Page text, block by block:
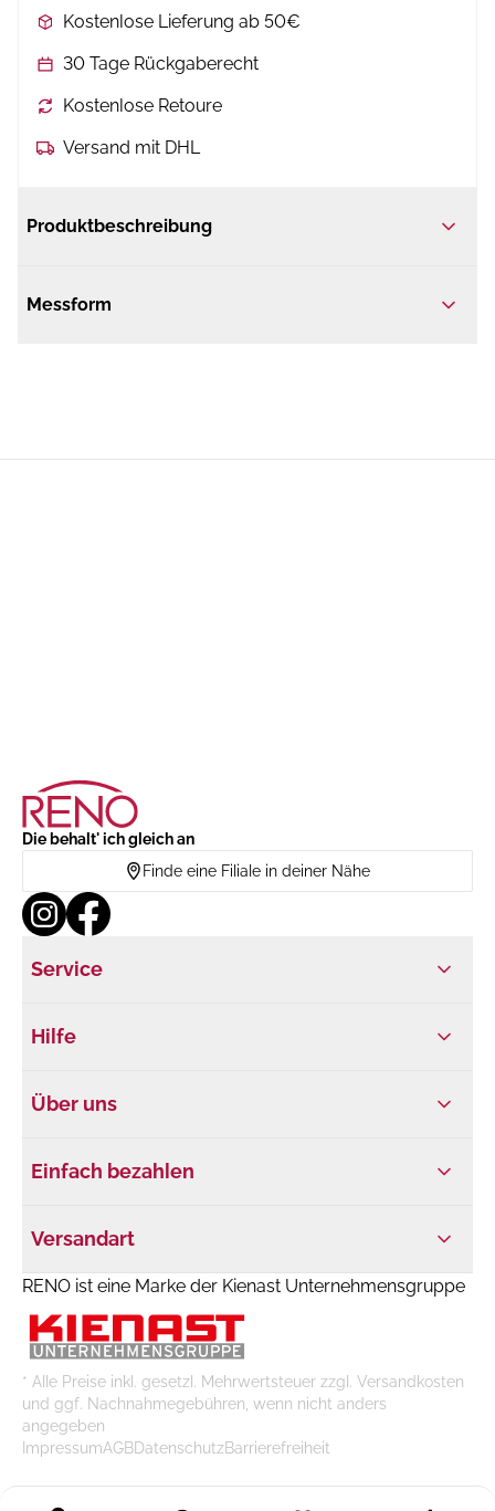
Kostenlose Lieferung ab 50€
30 Tage Rückgaberecht
Kostenlose Retoure
Versand mit DHL
Produktbeschreibung
Messform
Die behalt' ich gleich an
Finde eine Filiale in deiner Nähe
Service
Hilfe
Über uns
Einfach bezahlen
Versandart
RENO ist eine Marke der Kienast Unternehmensgruppe
* Alle Preise inkl. gesetzl. Mehrwertsteuer zzgl. Versandkosten
und ggf. Nachnahmegebühren, wenn nicht anders
angegeben
ImpressumAGBDatenschutzBarrierefreiheit